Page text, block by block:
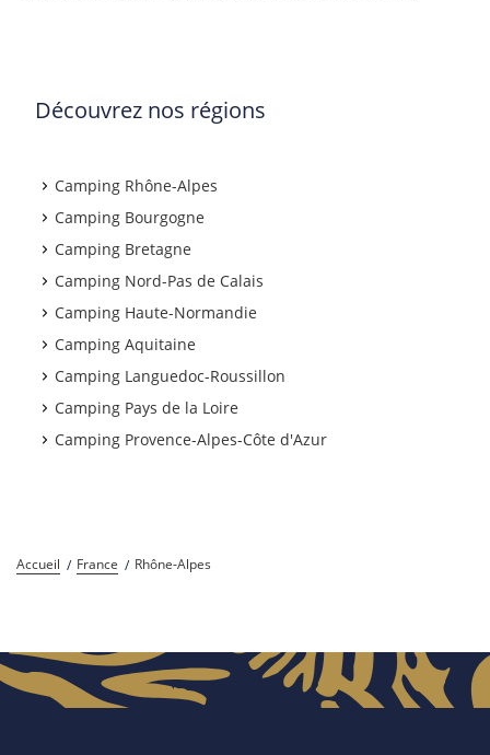
Découvrez nos régions
Camping Rhône-Alpes
Camping Bourgogne
Camping Bretagne
Camping Nord-Pas de Calais
Camping Haute-Normandie
Camping Aquitaine
Camping Languedoc-Roussillon
Camping Pays de la Loire
Camping Provence-Alpes-Côte d'Azur
Accueil France Rhône-Alpes